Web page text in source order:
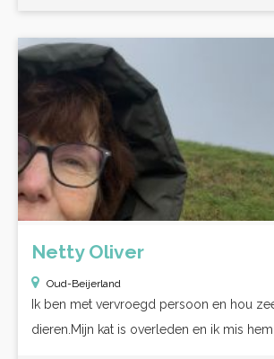
Netty Oliver
Oud-Beijerland
Ik ben met vervroegd persoon en hou
dieren.Mijn kat is overleden en ik mis hem